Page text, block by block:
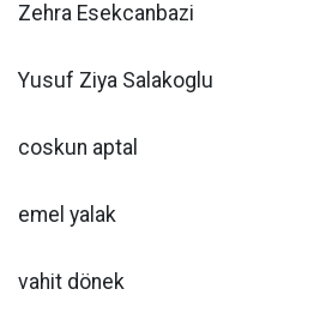
Zehra Esekcanbazi
Yusuf Ziya Salakoglu
coskun aptal
emel yalak
vahit dönek